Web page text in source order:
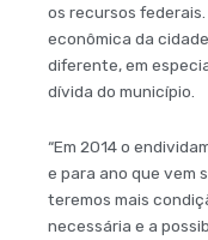
os recursos
econômica da
diferente, em
dívida do município.
“Em 2014 o
e para ano que vem
teremos mais
necessária e a